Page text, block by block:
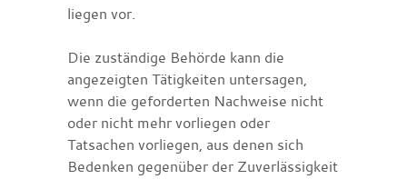
liegen vor.
Die zuständige Behörde kann die
angezeigten Tätigkeiten untersagen,
wenn die geforderten Nachweise nicht
oder nicht mehr vorliegen oder
Tatsachen vorliegen, aus denen sich
Bedenken gegenüber der Zuverlässigkeit